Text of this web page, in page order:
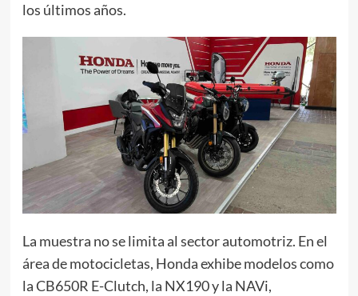
los últimos años.
La muestra no se limita al sector automotriz. En el
área de motocicletas, Honda exhibe modelos como
la CB650R E-Clutch, la NX190 y la NAVi,